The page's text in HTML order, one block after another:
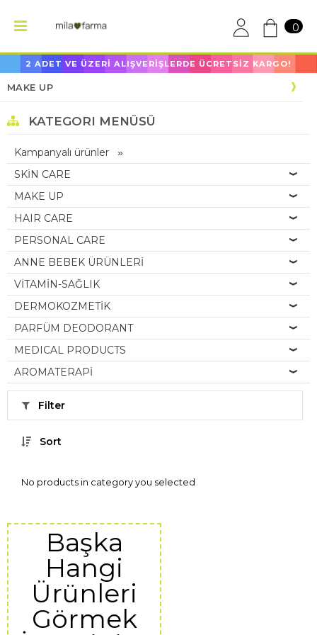
0
2 ADET VE ÜZERİ ALIŞVERİŞLERDE ÜCRETSİZ KARGO!
MAKE UP
KATEGORI MENÜSÜ
Kampanyalı ürünler
SKİN CARE
MAKE UP
HAIR CARE
PERSONAL CARE
ANNE BEBEK ÜRÜNLERİ
VİTAMİN-SAĞLIK
DERMOKOZMETİK
PARFÜM DEODORANT
MEDICAL PRODUCTS
AROMATERAPİ
Filter
Sort
No products in category you selected
Başka
Hangi
Ürünleri
Görmek